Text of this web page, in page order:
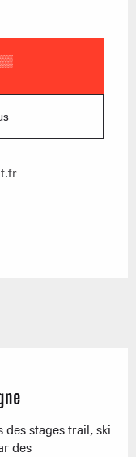
des stages trail, ski
des